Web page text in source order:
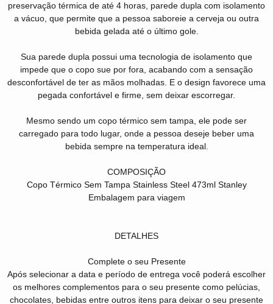
preservação térmica de até 4 horas, parede dupla com isolamento
a vácuo, que permite que a pessoa saboreie a cerveja ou outra
bebida gelada até o último gole.
Sua parede dupla possui uma tecnologia de isolamento que
impede que o copo sue por fora, acabando com a sensação
desconfortável de ter as mãos molhadas. E o design favorece uma
pegada confortável e firme, sem deixar escorregar.
Mesmo sendo um copo térmico sem tampa, ele pode ser
carregado para todo lugar, onde a pessoa deseje beber uma
bebida sempre na temperatura ideal.
COMPOSIÇÃO
Copo Térmico Sem Tampa Stainless Steel 473ml Stanley
Embalagem para viagem
DETALHES
Complete o seu Presente
Após selecionar a data e período de entrega você poderá escolher
os melhores complementos para o seu presente como pelúcias,
chocolates, bebidas entre outros itens para deixar o seu presente